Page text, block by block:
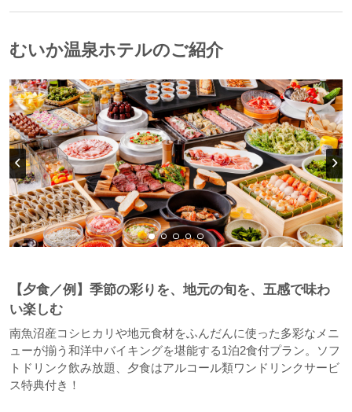
むいか温泉ホテルのご紹介
【夕食／例】季節の彩りを、地元の旬を、五感で味わ
い楽しむ
南魚沼産コシヒカリや地元食材をふんだんに使った多彩なメニ
ューが揃う和洋中バイキングを堪能する1泊2食付プラン。ソフ
トドリンク飲み放題、夕食はアルコール類ワンドリンクサービ
ス特典付き！